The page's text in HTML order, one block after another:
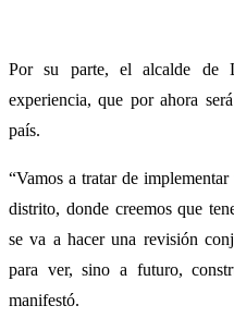
Por su parte, el alcalde de
experiencia, que por ahora
país.
“Vamos a tratar de
distrito, donde creemos que
se va a hacer una revisión
para ver, sino a futuro,
manifestó.